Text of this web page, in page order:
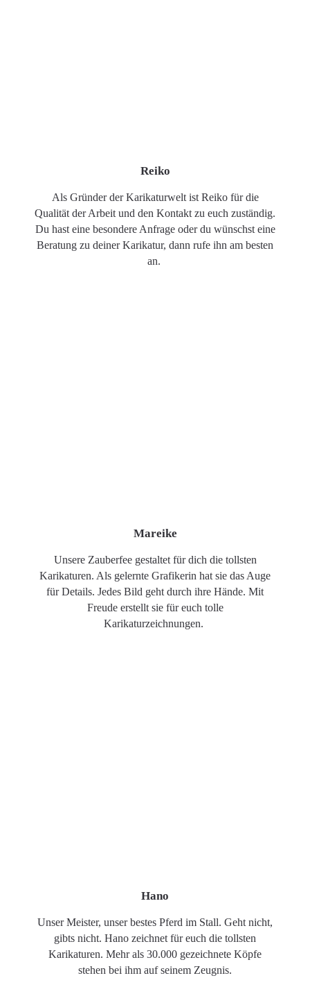
Reiko
Als Gründer der Karikaturwelt ist Reiko für die
Qualität der Arbeit und den Kontakt zu euch zuständig.
Du hast eine besondere Anfrage oder du wünschst eine
Beratung zu deiner Karikatur, dann rufe ihn am besten
an.
Mareike
Unsere Zauberfee gestaltet für dich die tollsten
Karikaturen. Als gelernte Grafikerin hat sie das Auge
für Details. Jedes Bild geht durch ihre Hände. Mit
Freude erstellt sie für euch tolle
Karikaturzeichnungen.
Hano
Unser Meister, unser bestes Pferd im Stall. Geht nicht,
gibts nicht. Hano zeichnet für euch die tollsten
Karikaturen. Mehr als 30.000 gezeichnete Köpfe
stehen bei ihm auf seinem Zeugnis.